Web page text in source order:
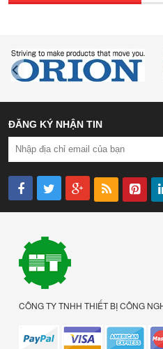
ĐĂNG KÝ NHẬN TIN
CÔNG TY TNHH THIẾT BỊ CÔNG